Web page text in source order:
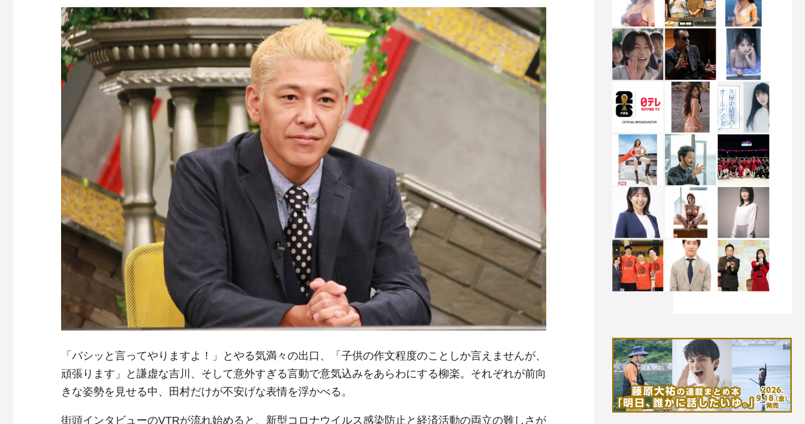
「バシッと言ってやりますよ！」とやる気満々の出口、「子供の作文程度のことしか言えませんが、
頑張ります」と謙虚な吉川、そして意外すぎる言動で意気込みをあらわにする柳楽。それぞれが前向
きな姿勢を見せる中、田村だけが不安げな表情を浮かべる。
街頭インタビューのVTRが流れ始めると、新型コロナウイルス感染防止と経済活動の両立の難しさが